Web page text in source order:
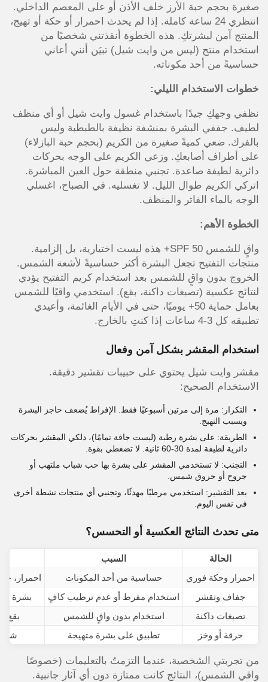
صغيرة بحجم حبة الأرز خلف الأذن أو على المعصم الداخلي.
انتظري 24 ساعة كاملة. إذا لم يحدث احمرار أو حكة أو تهيج،
المنتج آمن لبشرتكِ. هذه الخطوة أنقذتني شخصيًا من
استخدام منتج (ليس من وايت شيل) تبيَن أنني أعاني
حساسيةً من أحد مكوناته.
خطوات الاستخدام الليلي:
نظفي وجهكِ جيدًا باستخدام غسول وايت شيل أو أي منظف
لطيف. جففي البشرة بمنشفة نظيفة بالطبطبة وليس
بالفرك. ضعي كميةً صغيرة من الكريم (بحجم حبة البازلاء)
على أطراف أصابعكِ. وزعي الكريم على الوجه بحركات
دائرية لطيفة صاعدة. تجنبي منطقة حول العين المباشرة.
اتركي الكريم طوال الليل. لا تغسليه. في الصباح، اغسلي
الوجه بالماء الفاتر والمنظف.
الخطوة الأهم:
واقٍ للشمس SPF 50+ هذه ليست اختيارية، بل إلزامية.
منتجات التفتيح تجعل البشرة أكثر حساسيةً لأشعة الشمس.
الخروج بدون واقٍ للشمس بعد استخدام كريم التفتيح يؤدي
لنتائج عكسية (تصبغات داكنة، بقع). استخدمي واقيًا للشمس
بعامل حماية 50+ يوميًا، حتى في الأيام الغائمة، وأعيدي
تطبيقه كل 3-4 ساعات إذا كنتِ بالخارج.
استخدام المقشر بشكل آمن وفعال
مقشر وايت شيل يحتوي على حبيبات تقشير دقيقة.
الاستخدام الصحيح:
التكرار: مرة إلى مرتين أسبوعيًا فقط. الإفراط يُضعف حاجز البشرة
ويسبب التهيج.
الطريقة: على بشرة رطبة (ليست جافة تمامًا)، دلكي المقشر بحركات
دائرية لطيفة لمدة 30-60 ثانية. لا تضغطي بقوة.
التجنب: لا تستخدمي المقشر على بشرة بها حب شباب ملتهب أو
جروح أو حروق شمس.
بعد التقشير: استخدمي مرطبًا مهدئًا، وتجنبي أي منتجات نشطة أخرى
في نفس اليوم.
متى تحدث النتائج العكسية أو التحسس؟
الحالة
السبب
احمرار وحكة فوري
حساسية من أحد المكونات
احمرار،
جفاف وتقشر
استخدام مفرط أو عدم ترطيب كافٍ
بشرة
تصبغات داكنة
استخدام بدون واقٍ للشمس
بقع
حرقة أو وخز
تطبيق على بشرة متهيجة
من تجربتي الشخصية، عندما التزمتُ بالتعليمات (خصوصًا
واقي الشمس)، النتائج كانت ممتازة دون أي آثار جانبية.